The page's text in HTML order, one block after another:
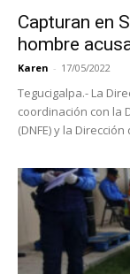
Capturan en
hombre
Karen - 17/05/2022
Tegucigalpa.- La
coordinación con la
(DNFE) y la